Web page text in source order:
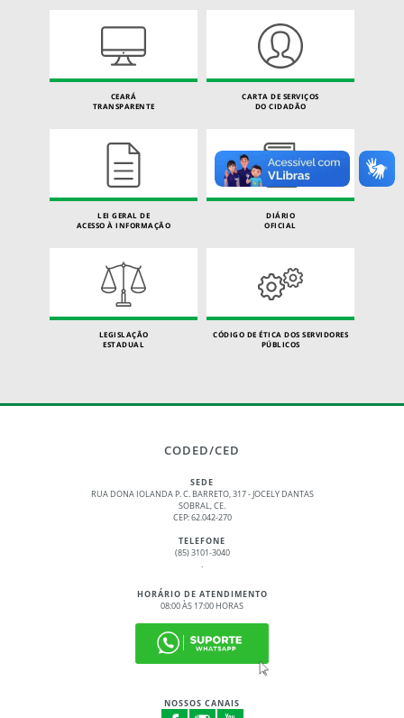
CEARÁ
TRANSPARENTE
CARTA DE SERVIÇOS
DO CIDADÃO
LEI GERAL DE
ACESSO À INFORMAÇÃO
DIÁRIO
OFICIAL
LEGISLAÇÃO
ESTADUAL
CÓDIGO DE ÉTICA DOS SERVIDORES
PÚBLICOS
CODED/CED
SEDE
RUA DONA IOLANDA P. C. BARRETO, 317 - JOCELY DANTAS
SOBRAL, CE.
CEP: 62.042-270
TELEFONE
(85) 3101-3040
.
HORÁRIO DE ATENDIMENTO
08:00 ÀS 17:00 HORAS
NOSSOS CANAIS